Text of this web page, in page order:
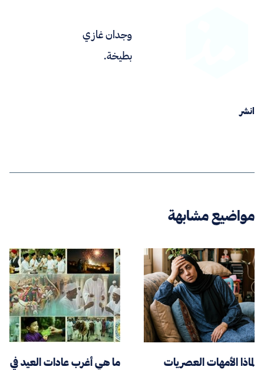
وجدان غازي
بطيخة.
انشر
مواضيع مشابهة
لماذا الأمهات العصريات
ما هي أغرب عادات العيد في